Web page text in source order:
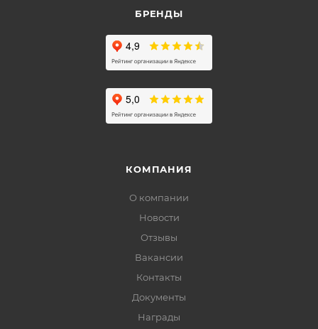
БРЕНДЫ
КОМПАНИЯ
О компании
Новости
Отзывы
Вакансии
Контакты
Документы
Награды